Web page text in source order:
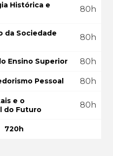
Histórica e
80h
da Sociedade
80h
Ensino Superior 80h
Pessoal 80h
e o
do Futuro
80h
720h